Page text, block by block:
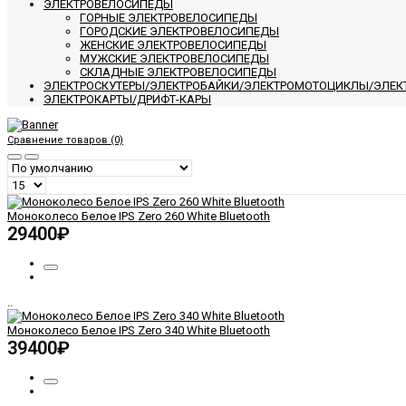
ЭЛЕКТРОВЕЛОСИПЕДЫ
ГОРНЫЕ ЭЛЕКТРОВЕЛОСИПЕДЫ
ГОРОДСКИЕ ЭЛЕКТРОВЕЛОСИПЕДЫ
ЖЕНСКИЕ ЭЛЕКТРОВЕЛОСИПЕДЫ
МУЖСКИЕ ЭЛЕКТРОВЕЛОСИПЕДЫ
СКЛАДНЫЕ ЭЛЕКТРОВЕЛОСИПЕДЫ
ЭЛЕКТРОСКУТЕРЫ/ЭЛЕКТРОБАЙКИ/ЭЛЕКТРОМОТОЦИКЛЫ/
ЭЛЕКТРОКАРТЫ/ДРИФТ-КАРЫ
Сравнение товаров (0)
Моноколесо Белое IPS Zero 260 White Bluetooth
29400₽
..
Моноколесо Белое IPS Zero 340 White Bluetooth
39400₽